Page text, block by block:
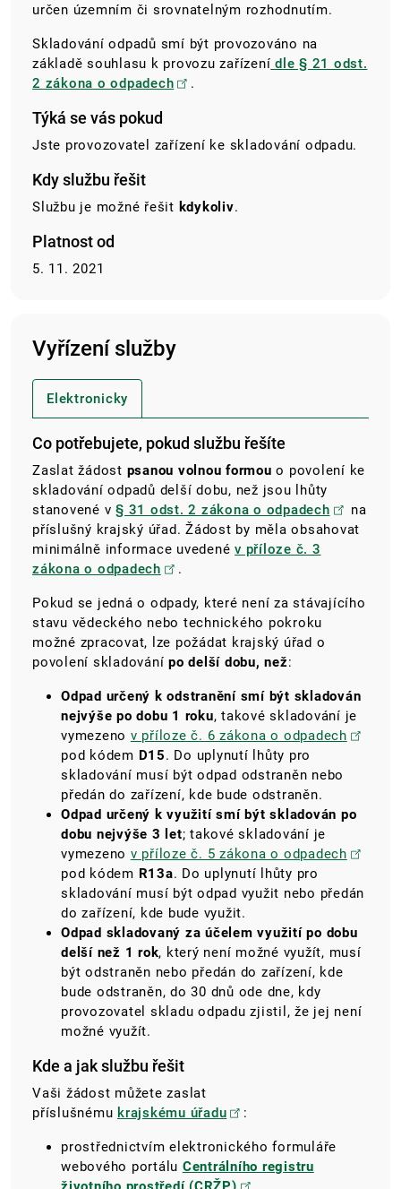
určen územním či srovnatelným rozhodnutím.
Skladování odpadů smí být provozováno na
základě souhlasu k provozu zařízení dle § 21 odst.
2 zákona o odpadech
.
Týká se vás pokud
Jste provozovatel zařízení ke skladování odpadu.
Kdy službu řešit
Službu je možné řešit kdykoliv.
Platnost od
5. 11. 2021
Vyřízení služby
Elektronicky
Co potřebujete, pokud službu řešíte
Zaslat žádost psanou volnou formouo povolení ke
skladování odpadů delší dobu, než jsou lhůty
stanovené v § 31 odst. 2 zákona o odpadech
na
příslušný krajský úřad. Žádost by měla obsahovat
minimálně informace uvedené v příloze č. 3
zákona o odpadech
.
Pokud se jedná o odpady, které není za stávajícího
stavu vědeckého nebo technického pokroku
možné zpracovat, lze požádat krajský úřad o
povolení skladování po delší dobu, než:
Odpad určený k odstranění smí být skladován
nejvýše po dobu 1 roku, takové skladování je
vymezeno v příloze č. 6 zákona o odpadech
pod kódem D15. Do uplynutí lhůty pro
skladování musí být odpad odstraněn nebo
předán do zařízení, kde bude odstraněn.
Odpad určený k využití smí být skladován po
dobu nejvýše 3 let; takové skladování je
vymezeno v příloze č. 5 zákona o odpadech
pod kódem R13a. Do uplynutí lhůty pro
skladování musí být odpad využit nebo předán
do zařízení, kde bude využit.
Odpad skladovaný za účelem využití po dobu
delší než 1 rok, který není možné využít, musí
být odstraněn nebo předán do zařízení, kde
bude odstraněn, do 30 dnů ode dne, kdy
provozovatel skladu odpadu zjistil, že jej není
možné využít.
Kde a jak službu řešit
Vaši žádost můžete zaslat
příslušnému krajskému úřadu :
prostřednictvím elektronického formuláře
webového portálu Centrálního registru